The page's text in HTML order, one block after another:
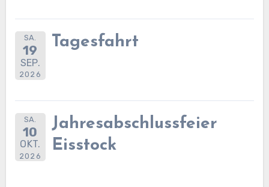
SA.
19
SEP.
2026
Tagesfahrt
SA.
10
OKT.
2026
Jahresabschlussfeier
Eisstock